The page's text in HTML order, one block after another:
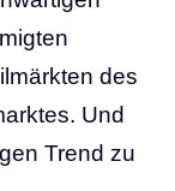
des
Und
Trend zu